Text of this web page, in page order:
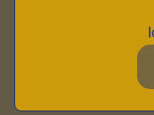
den
Unterbringung).
aus oder rufen Sie